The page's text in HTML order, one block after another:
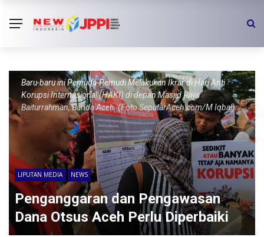
Baru-baru ini Pemuda-Pemudi Melakukan Ikrar di Hari Anti
Korupsi Internasional (HAKI) di depan Masjid Raya
Baiturrahman, Banda Aceh. (Foto SeputarAceh.com/M Iqbal)
LIPUTAN MEDIA NEWS
Penganggaran dan Pengawasan
Dana Otsus Aceh Perlu Diperbaiki